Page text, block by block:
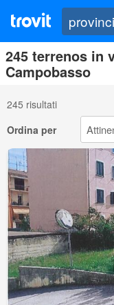
245 terrenos in
Campobasso
245 risultati
Ordina per